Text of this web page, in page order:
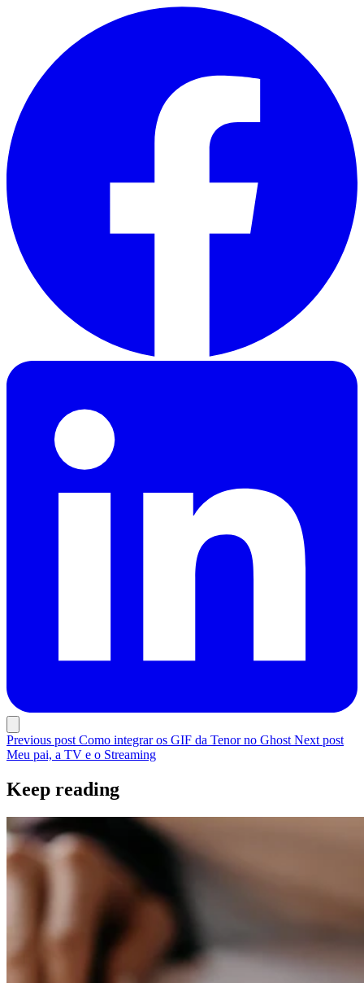
Previous post Como integrar os GIF da Tenor no Ghost Next post
Meu pai, a TV e o Streaming
Keep reading